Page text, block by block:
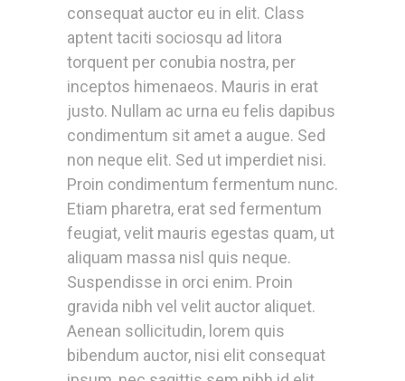
consequat auctor eu in elit. Class
aptent taciti sociosqu ad litora
torquent per conubia nostra, per
inceptos himenaeos. Mauris in erat
justo. Nullam ac urna eu felis dapibus
condimentum sit amet a augue. Sed
non neque elit. Sed ut imperdiet nisi.
Proin condimentum fermentum nunc.
Etiam pharetra, erat sed fermentum
feugiat, velit mauris egestas quam, ut
aliquam massa nisl quis neque.
Suspendisse in orci enim. Proin
gravida nibh vel velit auctor aliquet.
Aenean sollicitudin, lorem quis
bibendum auctor, nisi elit consequat